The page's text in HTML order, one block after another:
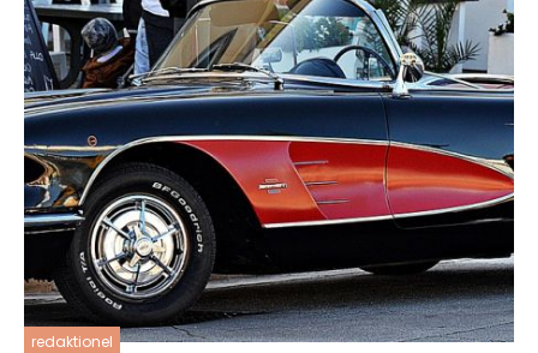
redaktionel